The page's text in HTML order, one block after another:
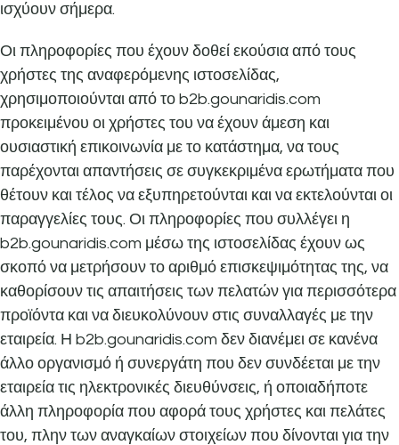
ισχύουν σήμερα.
Οι πληροφορίες που έχουν δοθεί εκούσια από τους
χρήστες της αναφερόμενης ιστοσελίδας,
χρησιμοποιούνται από το b2b.gounaridis.com
προκειμένου οι χρήστες του να έχουν άμεση και
ουσιαστική επικοινωνία με το κατάστημα, να τους
παρέχονται απαντήσεις σε συγκεκριμένα ερωτήματα που
θέτουν και τέλος να εξυπηρετούνται και να εκτελούνται οι
παραγγελίες τους. Οι πληροφορίες που συλλέγει η
b2b.gounaridis.com μέσω της ιστοσελίδας έχουν ως
σκοπό να μετρήσουν το αριθμό επισκεψιμότητας της, να
καθορίσουν τις απαιτήσεις των πελατών για περισσότερα
προϊόντα και να διευκολύνουν στις συναλλαγές με την
εταιρεία. Η b2b.gounaridis.com δεν διανέμει σε κανένα
άλλο οργανισμό ή συνεργάτη που δεν συνδέεται με την
εταιρεία τις ηλεκτρονικές διευθύνσεις, ή οποιαδήποτε
άλλη πληροφορία που αφορά τους χρήστες και πελάτες
του, πλην των αναγκαίων στοιχείων που δίνονται για την